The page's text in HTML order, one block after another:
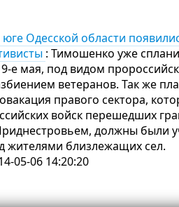
Одесской области
: Тимошенко уже
е мая, под видом
ветеранов. Так же
правого сектора,
войск перешедших
должны были
жителями близлежащих сел.
05-06 14:20:20